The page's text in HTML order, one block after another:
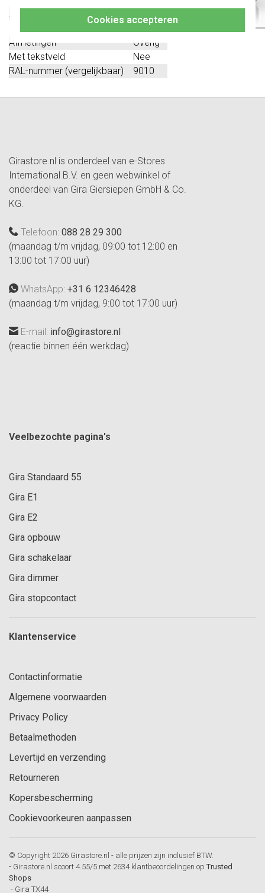
Cookies accepteren
Afsluitbaar
Afmetingen
Overig
Met tekstveld
Nee
RAL-nummer (vergelijkbaar)
9010
Girastore.nl is onderdeel van e-Stores
International B.V. en geen webwinkel of
onderdeel van Gira Giersiepen GmbH & Co.
KG.
Telefoon: 088 28 29 300
(maandag t/m vrijdag, 09:00 tot 12:00 en
13:00 tot 17:00 uur)
WhatsApp: +31 6 12346428
(maandag t/m vrijdag, 9:00 tot 17:00 uur)
E-mail: info@girastore.nl
(reactie binnen één werkdag)
Veelbezochte pagina's
Gira Standaard 55
Gira E1
Gira E2
Gira opbouw
Gira schakelaar
Gira dimmer
Gira stopcontact
Klantenservice
Contactinformatie
Algemene voorwaarden
Privacy Policy
Betaalmethoden
Levertijd en verzending
Retourneren
Kopersbescherming
Cookievoorkeuren aanpassen
© Copyright 2026 Girastore.nl - alle prijzen zijn inclusief BTW.
- Girastore.nl scoort 4.55/5 met 2634 klantbeoordelingen op Trusted
Shops
- Gira TX44